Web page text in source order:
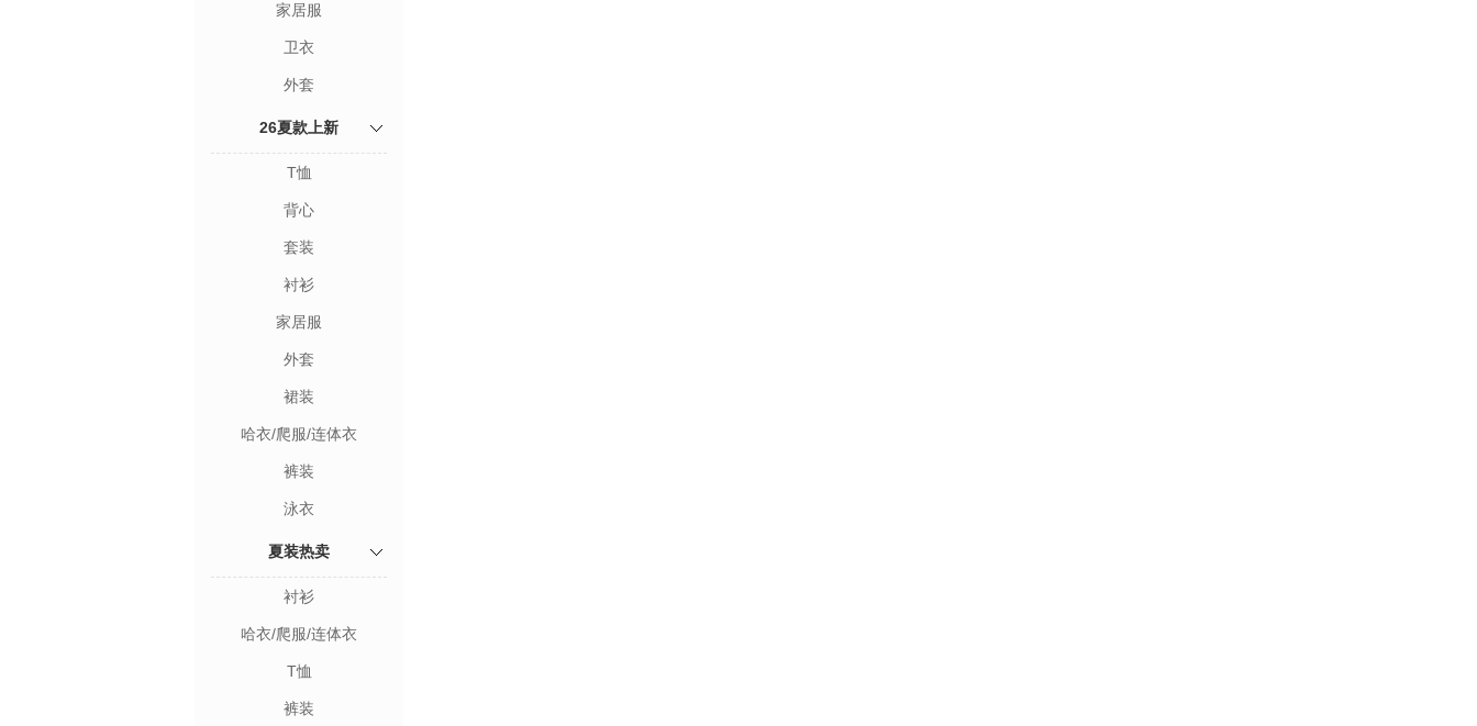
家居服
卫衣
外套
26夏款上新
T恤
背心
套装
衬衫
家居服
外套
裙装
哈衣/爬服/连体衣
裤装
泳衣
夏装热卖
衬衫
哈衣/爬服/连体衣
T恤
裤装